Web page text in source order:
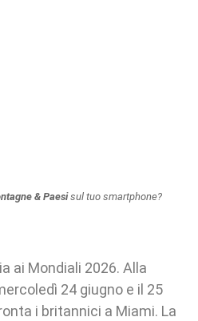
& Paesisul tuo smartphone?
ai Mondiali 2026. Alla
24 giugno e il 25
i britannici a Miami. La